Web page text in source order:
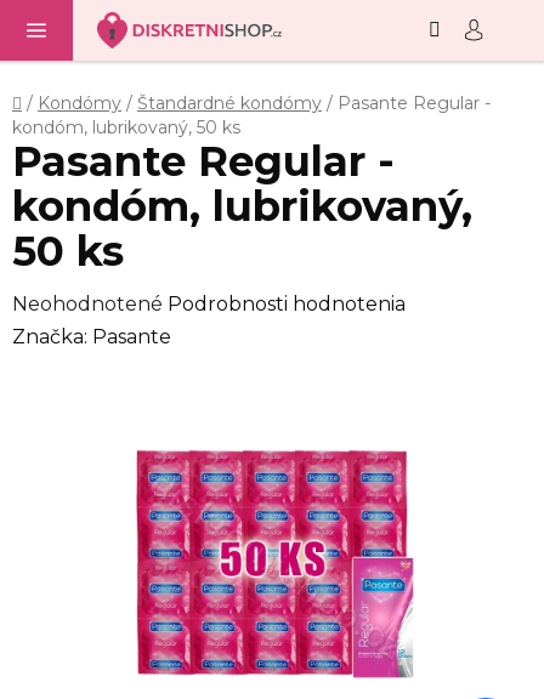
obsah
Domov
/ Kondómy / Štandardné kondómy / Pasante Regular -
kondóm, lubrikovaný, 50 ks
Pasante Regular -
kondóm, lubrikovaný,
50 ks
Priemerné
hodnotenie
Neohodnotené Podrobnosti hodnotenia
Značka: Pasante